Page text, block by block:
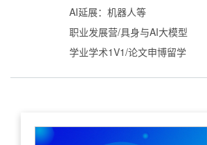
AI延展：机器人等
职业发展营/具身与AI大模型
学业学术1V1/论文申博留学